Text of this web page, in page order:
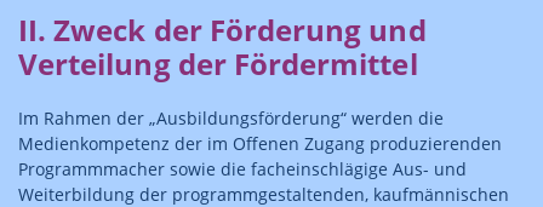
II. Zweck der Förderung und
Verteilung der Fördermittel
Im Rahmen der „Ausbildungsförderung“ werden die
Medienkompetenz der im Offenen Zugang produzierenden
Programmmacher sowie die facheinschlägige Aus- und
Weiterbildung der programmgestaltenden, kaufmännischen